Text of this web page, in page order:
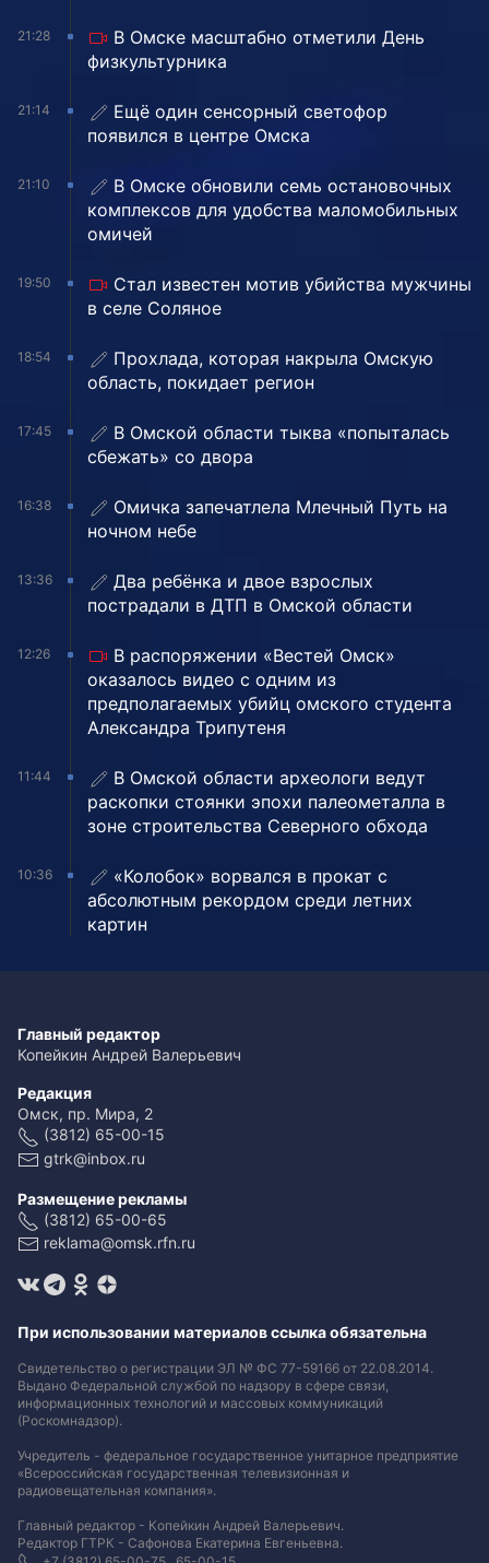
21:28
В Омске масштабно отметили День
физкультурника
21:14
Ещё один сенсорный светофор
появился в центре Омска
21:10
В Омске обновили семь остановочных
комплексов для удобства маломобильных
омичей
19:50
Стал известен мотив убийства мужчины
в селе Соляное
18:54
Прохлада, которая накрыла Омскую
область, покидает регион
17:45
В Омской области тыква «попыталась
сбежать» со двора
16:38
Омичка запечатлела Млечный Путь на
ночном небе
13:36
Два ребёнка и двое взрослых
пострадали в ДТП в Омской области
12:26
В распоряжении «Вестей Омск»
оказалось видео с одним из
предполагаемых убийц омского студента
Александра Трипутеня
11:44
В Омской области археологи ведут
раскопки стоянки эпохи палеометалла в
зоне строительства Северного обхода
10:36
«Колобок» ворвался в прокат с
абсолютным рекордом среди летних
картин
Главный редактор
Копейкин Андрей Валерьевич
Редакция
Омск, пр. Мира, 2
(3812) 65-00-15
gtrk@inbox.ru
Размещение рекламы
(3812) 65-00-65
reklama@omsk.rfn.ru
При использовании материалов ссылка обязательна
Свидетельство о регистрации ЭЛ № ФС 77-59166 от 22.08.2014.
Выдано Федеральной службой по надзору в сфере связи,
информационных технологий и массовых коммуникаций
(Роскомнадзор).
Учредитель - федеральное государственное унитарное предприятие
«Всероссийская государственная телевизионная и
радиовещательная компания».
Главный редактор - Копейкин Андрей Валерьевич.
Редактор ГТРК - Сафонова Екатерина Евгеньевна.